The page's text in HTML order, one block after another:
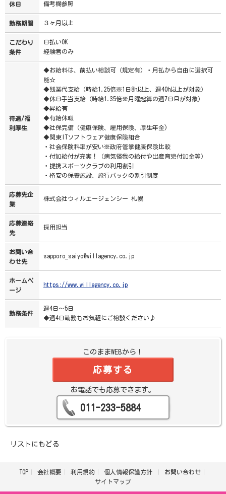
休日 備考欄参照
勤務期間 ３ヶ月以上
こだわり
条件
日払いOK
経験者のみ
待遇/福
利厚生
◆お給料は、前払い相談可（規定有）・月払から自由に選択可
能☆
◆残業代支給（時給1.25倍※1日8h以上、週40h以上が対象）
◆休日手当支給（時給1.35倍※月曜起算の週7日目が対象）
◆昇給有
◆有給休暇
◆社保完備（健康保険、雇用保険、厚生年金)
◆関東ITソフトウェア健康保険組合
・社会保険料率が安い※政府管掌健康保険比較
・付加給付が充実！（病気怪我の給付や出産育児付加金等）
・提携スポーツクラブの利用割引
・格安の保養施設、旅行パックの割引制度
応募先企
業
株式会社ウィルエージェンシー 札幌
応募連絡
先
採用担当
お問い合
わせ先
sapporo_saiyo@willagency.co.jp
ホームペ
ージ
https://www.willagency.co.jp
勤務条件
週4日～5日
◆週4日勤務もお気軽にご相談ください♪
このままWEBから！
応募する
お電話でも応募できます。
011-233-5884
リストにもどる
TOP 会社概要 利用規約 個人情報保護方針
お問い合わせ
サイトマップ